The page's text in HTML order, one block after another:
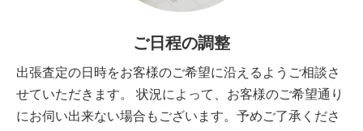
ご日程の調整
出張査定の日時をお客様のご希望に沿えるようご相談さ
せていただきます。 状況によって、お客様のご希望通り
にお伺い出来ない場合もございます。予めご了承くださ